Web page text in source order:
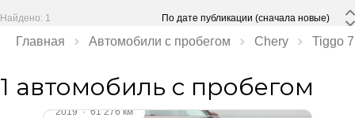
Найдено: 1
Главная Автомобили с пробегом Chery Tiggo 7
1 автомобиль с пробегом
2019·61 276 км